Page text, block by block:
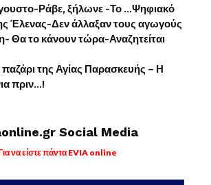
Ράβε, ξήλωνε -Το …Ψηφιακό
Έλενας-Δεν άλλαξαν τους αγωγούς
Θα το κάνουν τώρα-Αναζητείται
της Αγίας Παρασκευής – Η
πριν…!
Social Media
να είστε πάντα EVIA online